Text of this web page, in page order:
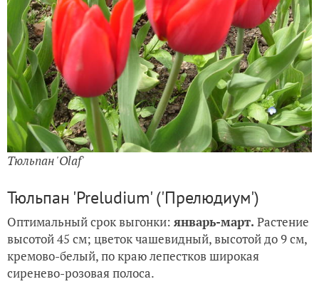
Тюльпан 'Olaf'
Тюльпан 'Preludium' ('Прелюдиум')
Оптимальный срок выгонки: январь-март. Растение
высотой 45 см; цветок чашевидный, высотой до 9 см,
кремово-белый, по краю лепестков широкая
сиренево-розовая полоса.